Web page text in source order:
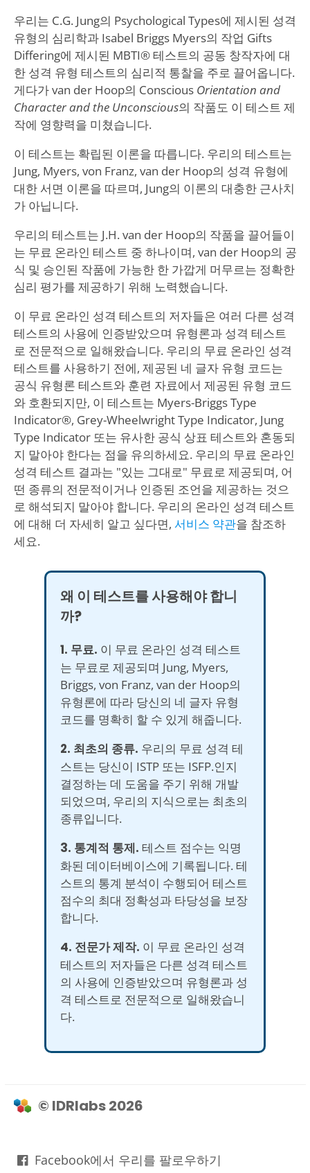
우리는 C.G. Jung의 Psychological Types에 제시된 성격
유형의 심리학과 Isabel Briggs Myers의 작업 Gifts
Differing에 제시된 MBTI® 테스트의 공동 창작자에 대
한 성격 유형 테스트의 심리적 통찰을 주로 끌어옵니다.
게다가 van der Hoop의 Conscious Orientation and
Character and the Unconscious의 작품도 이 테스트 제
작에 영향력을 미쳤습니다.
이 테스트는 확립된 이론을 따릅니다. 우리의 테스트는
Jung, Myers, von Franz, van der Hoop의 성격 유형에
대한 서면 이론을 따르며, Jung의 이론의 대충한 근사치
가 아닙니다.
우리의 테스트는 J.H. van der Hoop의 작품을 끌어들이
는 무료 온라인 테스트 중 하나이며, van der Hoop의 공
식 및 승인된 작품에 가능한 한 가깝게 머무르는 정확한
심리 평가를 제공하기 위해 노력했습니다.
이 무료 온라인 성격 테스트의 저자들은 여러 다른 성격
테스트의 사용에 인증받았으며 유형론과 성격 테스트
로 전문적으로 일해왔습니다. 우리의 무료 온라인 성격
테스트를 사용하기 전에, 제공된 네 글자 유형 코드는
공식 유형론 테스트와 훈련 자료에서 제공된 유형 코드
와 호환되지만, 이 테스트는 Myers-Briggs Type
Indicator®, Grey-Wheelwright Type Indicator, Jung
Type Indicator 또는 유사한 공식 상표 테스트와 혼동되
지 말아야 한다는 점을 유의하세요. 우리의 무료 온라인
성격 테스트 결과는 "있는 그대로" 무료로 제공되며, 어
떤 종류의 전문적이거나 인증된 조언을 제공하는 것으
로 해석되지 말아야 합니다. 우리의 온라인 성격 테스트
에 대해 더 자세히 알고 싶다면, 서비스 약관을 참조하
세요.
왜 이 테스트를 사용해야 합니
까?
1. 무료. 이 무료 온라인 성격 테스트
는 무료로 제공되며 Jung, Myers,
Briggs, von Franz, van der Hoop의
유형론에 따라 당신의 네 글자 유형
코드를 명확히 할 수 있게 해줍니다.
2. 최초의 종류. 우리의 무료 성격 테
스트는 당신이 ISTP 또는 ISFP.인지
결정하는 데 도움을 주기 위해 개발
되었으며, 우리의 지식으로는 최초의
종류입니다.
3. 통계적 통제. 테스트 점수는 익명
화된 데이터베이스에 기록됩니다. 테
스트의 통계 분석이 수행되어 테스트
점수의 최대 정확성과 타당성을 보장
합니다.
4. 전문가 제작. 이 무료 온라인 성격
테스트의 저자들은 다른 성격 테스트
의 사용에 인증받았으며 유형론과 성
격 테스트로 전문적으로 일해왔습니
다.
© IDRlabs 2026
Facebook에서 우리를 팔로우하기